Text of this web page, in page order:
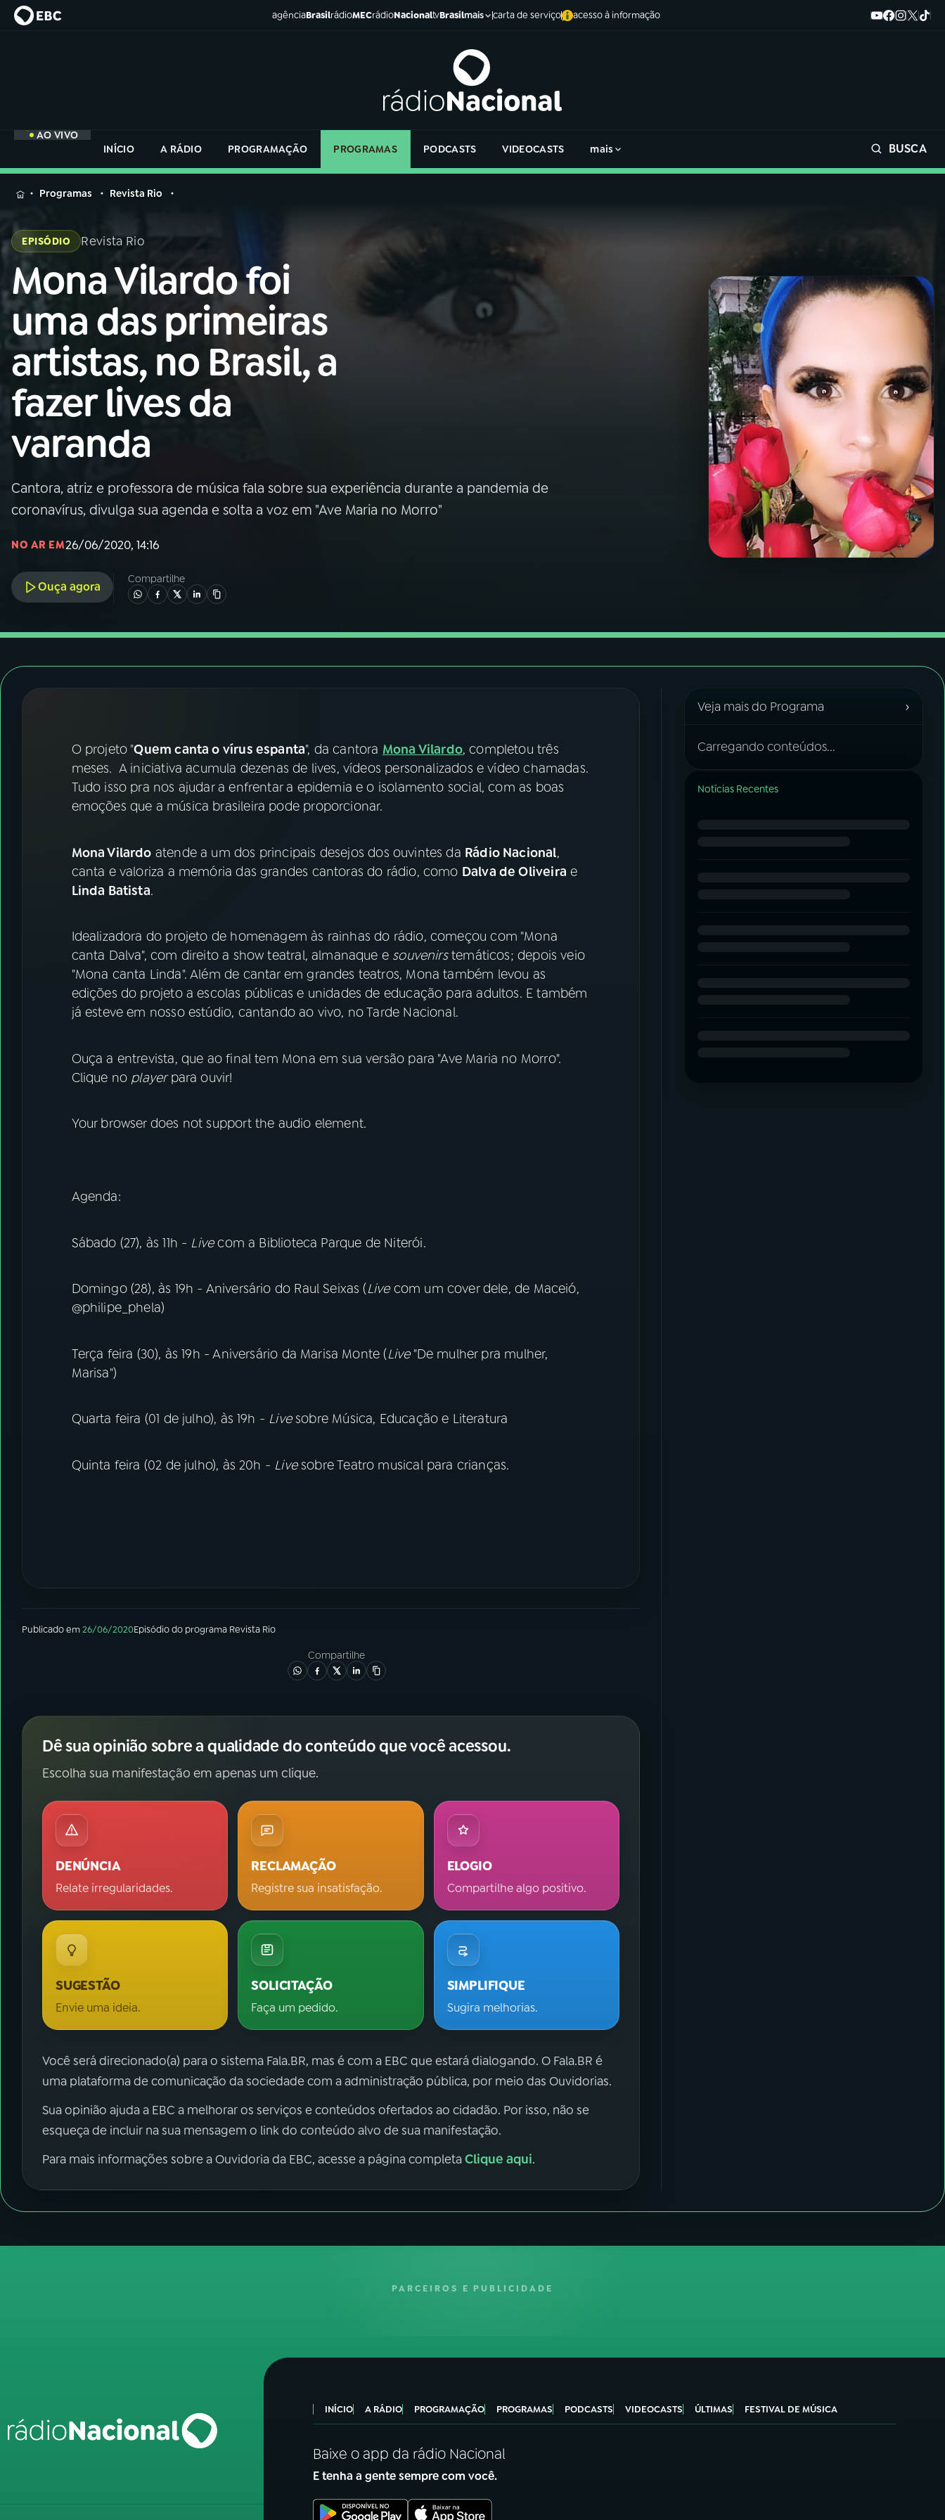
agênciaBrasilrádioMECrádioNacionaltvBrasilmais carta de serviço acesso à informação
AO VIVO
INÍCIO
A RÁDIO PROGRAMAÇÃO PROGRAMAS PODCASTS VIDEOCASTS mais BUSCA
MENU
Buscar
na
Rádio
Nacional
01 INÍCIO
02A RÁDIO
03 PROGRAMAÇÃO
04PROGRAMAS
05 PODCASTS
06VIDEOCASTS
07ÚLTIMAS
YouTube Facebook
Instagram X
na
Rádio
Nacional
Programas Revista Rio
EPISÓDIO Revista Rio
Mona Vilardo foi
uma das primeiras
artistas, no Brasil, a
fazer lives da
varanda
Cantora, atriz e professora de música fala sobre sua experiência durante a pandemia de
coronavírus, divulga sua agenda e solta a voz em "Ave Maria no Morro"
NO AR EM26/06/2020, 14:16
Ouça agora
Compartilhe
O projeto "Quem canta o vírus espanta", da cantora Mona Vilardo, completou três
meses. A iniciativa acumula dezenas de lives, vídeos personalizados e vídeo chamadas.
Tudo isso pra nos ajudar a enfrentar a epidemia e o isolamento social, com as boas
emoções que a música brasileira pode proporcionar.
Mona Vilardo atende a um dos principais desejos dos ouvintes da Rádio Nacional,
canta e valoriza a memória das grandes cantoras do rádio, como Dalva de Oliveira e
Linda Batista.
Idealizadora do projeto de homenagem às rainhas do rádio, começou com "Mona
canta Dalva", com direito a show teatral, almanaque e souvenirstemáticos; depois veio
"Mona canta Linda". Além de cantar em grandes teatros, Mona também levou as
edições do projeto a escolas públicas e unidades de educação para adultos. E também
já esteve em nosso estúdio, cantando ao vivo, no Tarde Nacional.
Ouça a entrevista, que ao final tem Mona em sua versão para "Ave Maria no Morro".
Clique no playerpara ouvir!
Your browser does not support the audio element.
Agenda:
Sábado (27), às 11h - Livecom a Biblioteca Parque de Niterói.
Domingo (28), às 19h - Aniversário do Raul Seixas (Livecom um cover dele, de Maceió,
@philipe_phela)
Terça feira (30), às 19h - Aniversário da Marisa Monte (Live"De mulher pra mulher,
Marisa")
Quarta feira (01 de julho), às 19h - Livesobre Música, Educação e Literatura
Quinta feira (02 de julho), às 20h - Livesobre Teatro musical para crianças.
Publicado em26/06/2020Episódiodo programa Revista Rio
Compartilhe
Dê sua opinião sobre a qualidade do conteúdo que você acessou.
Escolha sua manifestação em apenas um clique.
DENÚNCIA
Relate irregularidades.
RECLAMAÇÃO
Registre sua insatisfação.
ELOGIO
Compartilhe algo positivo.
SUGESTÃO
Envie uma ideia.
SOLICITAÇÃO
Faça um pedido.
SIMPLIFIQUE
Sugira melhorias.
Você será direcionado(a) para o sistema Fala.BR, mas é com a EBC que estará dialogando. O Fala.BR é
uma plataforma de comunicação da sociedade com a administração pública, por meio das Ouvidorias.
Sua opinião ajuda a EBC a melhorar os serviços e conteúdos ofertados ao cidadão. Por isso, não se
esqueça de incluir na sua mensagem o link do conteúdo alvo de sua manifestação.
Para mais informações sobre a Ouvidoria da EBC, acesse a página completaClique aqui.
Veja mais do Programa ›
Carregando conteúdos...
Notícias Recentes
PARCEIROS E PUBLICIDADE
INÍCIO A RÁDIO PROGRAMAÇÃO PROGRAMAS PODCASTS VIDEOCASTS ÚLTIMAS FESTIVAL DE MÚSICA
Baixe o app da rádio Nacional
E tenha a gente sempre com você.